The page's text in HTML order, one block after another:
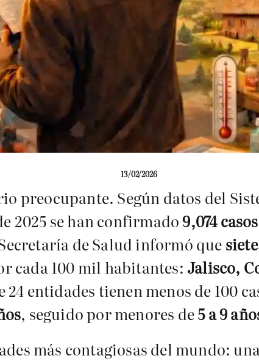
13/02/2026
preocupante. Según datos del
2025 se han confirmado9,074
de Salud informó que
cada 100 mil habitantes: Jalisco,
24 entidades tienen menos de 100
, seguido por menores de5 a 9
más contagiosas del mundo: